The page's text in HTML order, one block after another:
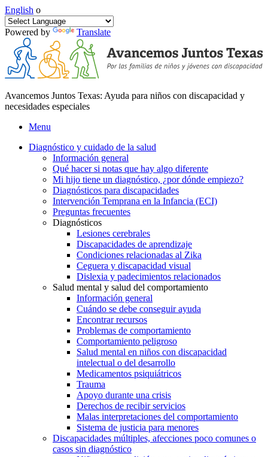
English o
Powered by Translate
Avancemos Juntos Texas: Ayuda para niños con discapacidad y
necesidades especiales
Menu
Diagnóstico y cuidado de la salud
Información general
Qué hacer si notas que hay algo diferente
Mi hijo tiene un diagnóstico, ¿por dónde empiezo?
Diagnósticos para discapacidades
Intervención Temprana en la Infancia (ECI)
Preguntas frecuentes
Diagnósticos
Lesiones cerebrales
Discapacidades de aprendizaje
Condiciones relacionadas al Zika
Ceguera y discapacidad visual
Dislexia y padecimientos relacionados
Salud mental y salud del comportamiento
Información general
Cuándo se debe conseguir ayuda
Encontrar recursos
Problemas de comportamiento
Comportamiento peligroso
Salud mental en niños con discapacidad
intelectual o del desarrollo
Medicamentos psiquiátricos
Trauma
Apoyo durante una crisis
Derechos de recibir servicios
Malas interpretaciones del comportamiento
Sistema de justicia para menores
Discapacidades múltiples, afecciones poco comunes o
casos sin diagnóstico